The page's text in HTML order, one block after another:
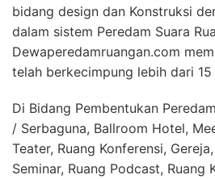
bidang design dan Konstruksi
dalam sistem Peredam Suara
Dewaperedamruangan.com
telah berkecimpung lebih dari 15
Di Bidang Pembentukan
/ Serbaguna, Ballroom Hotel,
Teater, Ruang Konferensi,
Seminar, Ruang Podcast, Ruang